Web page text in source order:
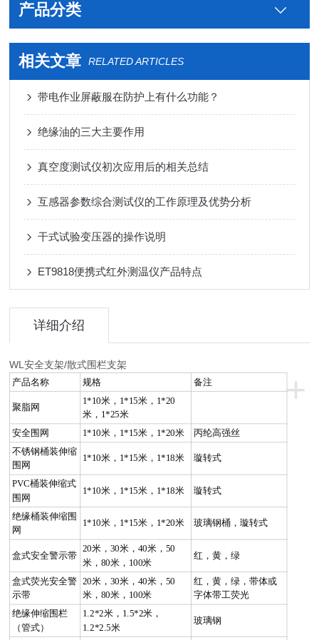
产品分类
相关文章 RELATED ARTICLES
带电作业屏蔽服在防护上有什么功能？
绝缘油的三大主要作用
真空度测试仪初次应用后的相关总结
互感器参数综合测试仪的工作原理及优势分析
干式试验变压器的操作说明
ET9818便携式红外测温仪产品特点
详细介绍
WL安全支架/散式围栏支架
+
产品名称 规格 备注
聚脂网
1*10米，1*15米，1*20
米，1*25米
安全围网 1*10米，1*15米，1*20米 丙纶高强丝
不锈钢桶装伸缩
围网
1*10米，1*15米，1*18米 璇转式
PVC桶装伸缩式
围网
1*10米，1*15米，1*18米 璇转式
绝缘桶装伸缩围
网
1*10米，1*15米，1*20米 玻璃钢桶，璇转式
盒式安全警示带
20米，30米，40米，50
米，80米，100米
红，黄，绿
盒式荧光安全警
示带
20米，30米，40米，50
米，80米，100米
红，黄，绿，带体或
字体带工荧光
绝缘伸缩围栏
（管式）
1.2*2米，1.5*2米，
1.2*2.5米
玻璃钢